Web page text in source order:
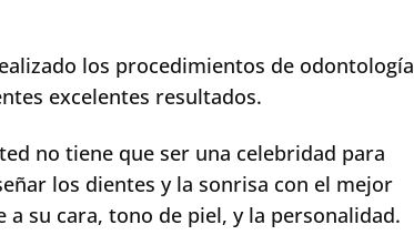
los procedimientos de odontología
excelentes resultados.
no tiene que ser una celebridad para
los dientes y la sonrisa con el mejor
su cara, tono de piel, y la personalidad.